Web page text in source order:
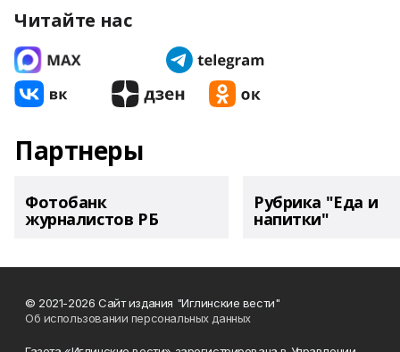
Читайте нас
Партнеры
Фотобанк
журналистов РБ
Рубрика "Еда и
напитки"
© 2021-2026 Сайт издания "Иглинские вести"
Об использовании персональных данных